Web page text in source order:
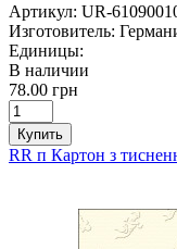
Артикул: UR-
Изготовитель:
Единицы:
В наличии
78.00 грн
Купить
RR п Картон з